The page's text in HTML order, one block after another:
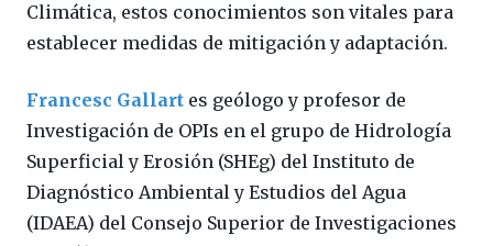
Climática, estos conocimientos son vitales para
establecer medidas de mitigación y adaptación.
Francesc Gallart es geólogo y profesor de
Investigación de OPIs en el grupo de Hidrología
Superficial y Erosión (SHEg) del Instituto de
Diagnóstico Ambiental y Estudios del Agua
(IDAEA) del Consejo Superior de Investigaciones